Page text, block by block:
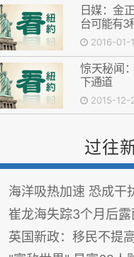
日媒：金
台可能有3
2016-01-
惊天秘闻
下通道
2015-12-
过往
海洋吸热加速 恐成干扰
崔龙海失踪3个月后
英国新政：移民不提高英